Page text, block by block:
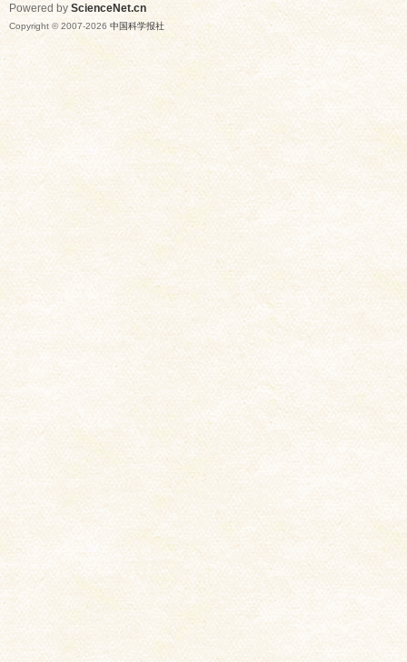
Powered by ScienceNet.cn
Copyright © 2007-2026 中国科学报社